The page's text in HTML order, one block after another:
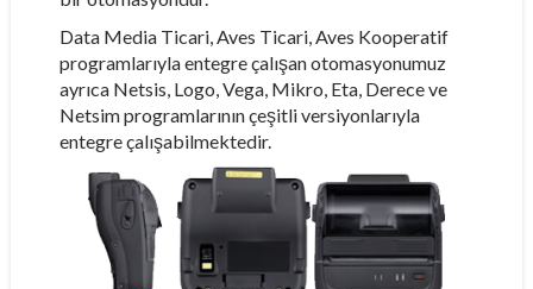
Data Media Ticari, Aves Ticari, Aves Kooperatif
programlarıyla entegre çalışan otomasyonumuz
ayrıca Netsis, Logo, Vega, Mikro, Eta, Derece ve
Netsim programlarının çeşitli versiyonlarıyla
entegre çalışabilmektedir.